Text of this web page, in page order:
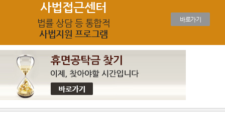
사법접근센터
법률 상담 등 통합적
사법지원 프로그램
바로가기